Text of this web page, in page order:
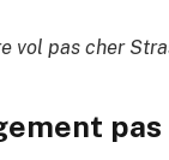
vol pas cher